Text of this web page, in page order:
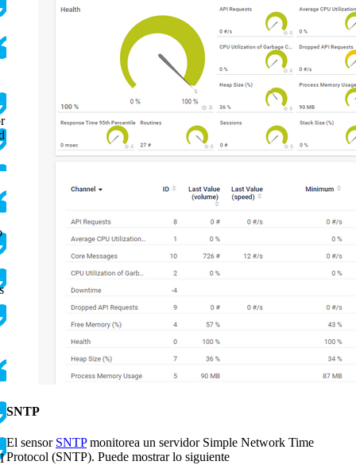
SNTP
El sensor SNTPmonitorea un servidor Simple Network Time
Protocol (SNTP). Puede mostrar lo siguiente